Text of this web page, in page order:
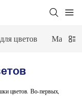
цветов Машина
цветов. Во-первых,